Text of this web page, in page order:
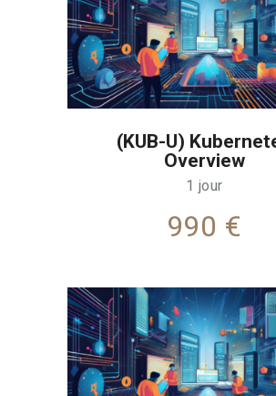
(KUB-U)
Overview
1 jour
990 €